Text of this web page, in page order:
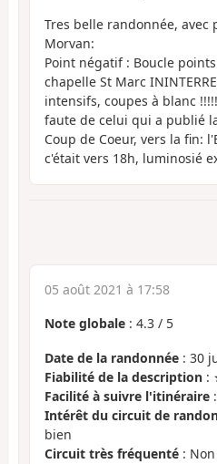
Tres belle randonnée, avec
Morvan:
Point négatif : Boucle
chapelle St Marc
intensifs, coupes à blanc
faute de celui qui a publié
Coup de Coeur, vers la fin:
c'était vers 18h, luminosié
05 août 2021 à 17:58
Note globale : 4.3 / 5
Date de la randonnée : 30
Fiabilité de la description :
Facilité à suivre l'itinéraire
Intérêt du circuit de
bien
Circuit très fréquenté : Non